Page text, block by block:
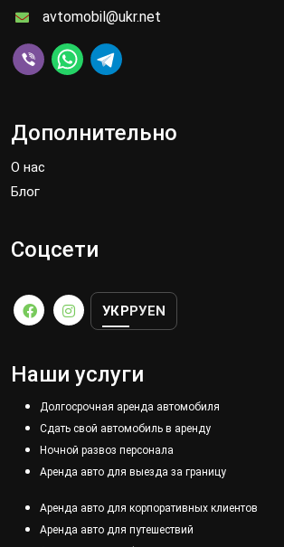
avtomobil@ukr.net
Дополнительно
О нас
Блог
Соцсети
УКРРУEN
Наши услуги
Долгосрочная аренда автомобиля
Сдать свой автомобиль в аренду
Ночной развоз персонала
Аренда авто для выезда за границу
Аренда авто для корпоративных клиентов
Аренда авто для путешествий